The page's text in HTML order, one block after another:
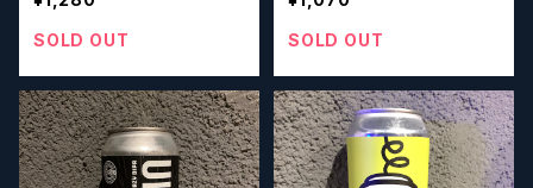
ーズ】
SOLD OUT
トビールシザーズ】
SOLD OUT